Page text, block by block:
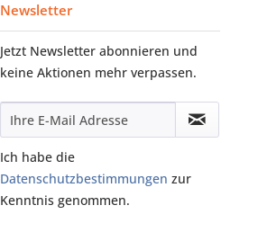
Newsletter
Jetzt Newsletter abonnieren und
keine Aktionen mehr verpassen.
Ich habe die
Datenschutzbestimmungen zur
Kenntnis genommen.